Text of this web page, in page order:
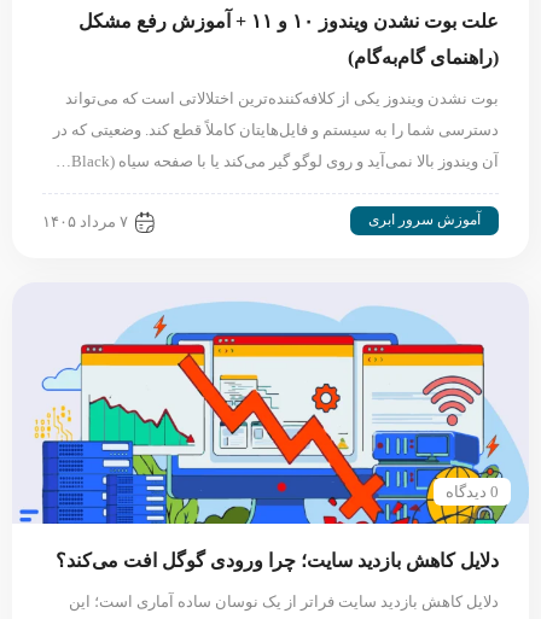
علت بوت نشدن ویندوز ۱۰ و ۱۱ + آموزش رفع مشکل
(راهنمای گام‌به‌گام)
بوت نشدن ویندوز یکی از کلافه‌کننده‌ترین اختلالاتی است که می‌تواند
دسترسی شما را به سیستم و فایل‌هایتان کاملاً قطع کند. وضعیتی که در
آن ویندوز بالا نمی‌آید و روی لوگو گیر می‌کند یا با صفحه سیاه (Black…
آموزش سرور ابری ۷ مرداد ۱۴۰۵
0 دیدگاه
دلایل کاهش بازدید سایت؛ چرا ورودی گوگل افت می‌کند؟
دلایل کاهش بازدید سایت فراتر از یک نوسان ساده آماری است؛ این